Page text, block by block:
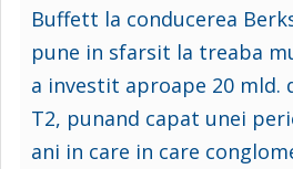
Buffett la conducerea
pune in sfarsit la treaba
a investit aproape 20 mld.
T2, punand capat unei
ani in care in care